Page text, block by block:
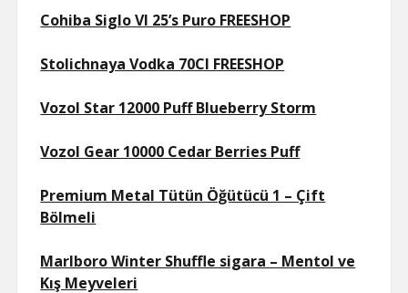
Cohiba Siglo VI 25’s Puro FREESHOP
Stolichnaya Vodka 70Cl FREESHOP
Vozol Star 12000 Puff Blueberry Storm
Vozol Gear 10000 Cedar Berries Puff
Premium Metal Tütün Öğütücü 1 – Çift
Bölmeli
Marlboro Winter Shuffle sigara – Mentol ve
Kış Meyveleri